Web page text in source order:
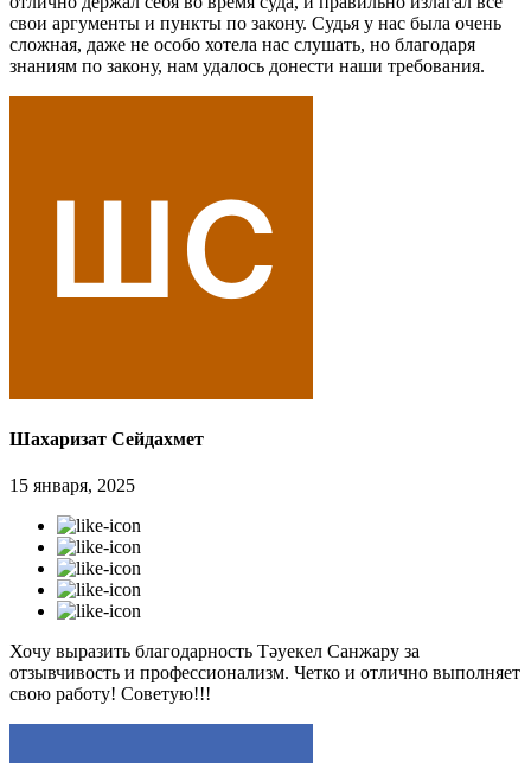
свои аргументы и пункты по закону. Судья у нас была очень
сложная, даже не особо хотела нас слушать, но благодаря
знаниям по закону, нам удалось донести наши требования.
Шахаризат Сейдахмет
15 января, 2025
Хочу выразить благодарность Тәуекел Санжару за
отзывчивость и профессионализм. Четко и отлично выполняет
свою работу! Советую!!!